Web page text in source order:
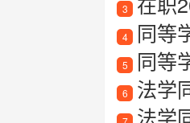
3
4 同等
5 同等
6 法学
法学